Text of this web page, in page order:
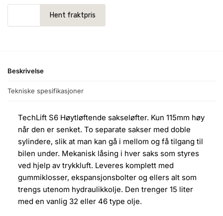
Beskrivelse
Tekniske spesifikasjoner
TechLift S6 Høytløftende sakseløfter. Kun 115mm høy
når den er senket. To separate sakser med doble
sylindere, slik at man kan gå i mellom og få tilgang til
bilen under. Mekanisk låsing i hver saks som styres
ved hjelp av trykkluft. Leveres komplett med
gummiklosser, ekspansjonsbolter og ellers alt som
trengs utenom hydraulikkolje. Den trenger 15 liter
med en vanlig 32 eller 46 type olje.